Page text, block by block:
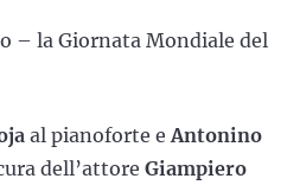
– la Giornata Mondiale del
al pianoforte e Antonino
dell’attore Giampiero